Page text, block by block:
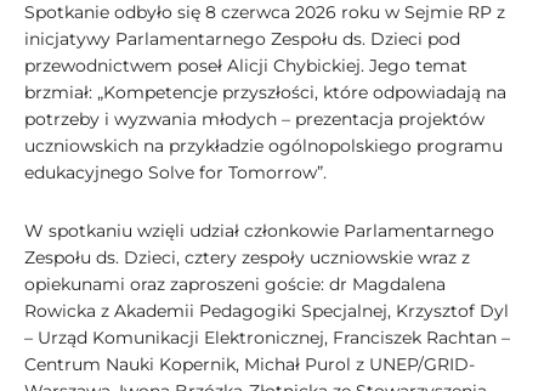
Spotkanie odbyło się 8 czerwca 2026 roku w Sejmie RP z
inicjatywy Parlamentarnego Zespołu ds. Dzieci pod
przewodnictwem poseł Alicji Chybickiej. Jego temat
brzmiał: „Kompetencje przyszłości, które odpowiadają na
potrzeby i wyzwania młodych – prezentacja projektów
uczniowskich na przykładzie ogólnopolskiego programu
edukacyjnego Solve for Tomorrow”.
W spotkaniu wzięli udział członkowie Parlamentarnego
Zespołu ds. Dzieci, cztery zespoły uczniowskie wraz z
opiekunami oraz zaproszeni goście: dr Magdalena
Rowicka z Akademii Pedagogiki Specjalnej, Krzysztof Dyl
– Urząd Komunikacji Elektronicznej, Franciszek Rachtan –
Centrum Nauki Kopernik, Michał Purol z UNEP/GRID-